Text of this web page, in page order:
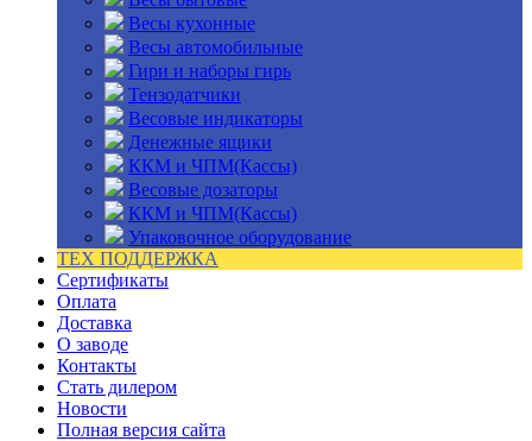
Весы кухонные
Весы автомобильные
Гири и наборы гирь
Тензодатчики
Весовые индикаторы
Денежные ящики
ККМ и ЧПМ(Кассы)
Весовые дозаторы
ККМ и ЧПМ(Кассы)
Упаковочное оборудование
ТЕХ ПОДДЕРЖКА
Сертификаты
Оплата
Доставка
О заводе
Контакты
Стать дилером
Новости
Полная версия сайта